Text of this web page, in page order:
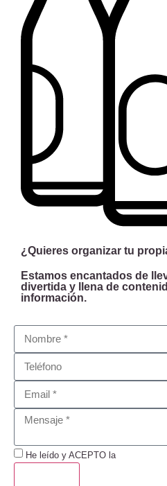
¿Quieres organizar tu
Estamos encantados de
divertida y llena de
información.
He leído y ACEPTO la